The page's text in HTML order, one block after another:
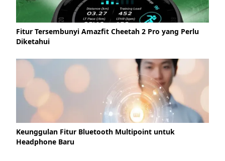
Fitur Tersembunyi Amazfit Cheetah 2 Pro yang Perlu
Diketahui
Keunggulan Fitur Bluetooth Multipoint untuk
Headphone Baru